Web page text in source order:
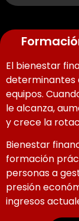
El bienestar
determinantes
equipos.
le alcanza,
y crece la
Bienestar
formación
personas a
presión
ingresos